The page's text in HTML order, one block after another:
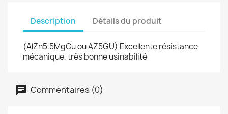
Description Détails du produit
(AlZn5.5MgCu ou AZ5GU) Excellente résistance
mécanique, très bonne usinabilité
Commentaires (0)